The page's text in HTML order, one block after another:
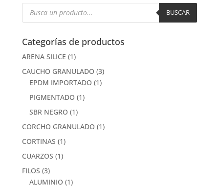
Búsqueda
productos
BUSCAR
Categorías de productos
ARENA SILICE (1)
CAUCHO GRANULADO (3)
EPDM IMPORTADO (1)
PIGMENTADO (1)
SBR NEGRO (1)
CORCHO GRANULADO (1)
CORTINAS (1)
CUARZOS (1)
FILOS (3)
ALUMINIO (1)